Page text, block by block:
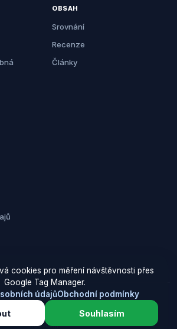
OBSAH
Srovnání
Recenze
Články
Všechna práva vyhrazena.
můžeme získat provizi. Cenu pro vás to
neovlivní.
cookies pro měření návštěvnosti přes
Google Tag Manager.
údajůObchodní podmínky
Souhlasím